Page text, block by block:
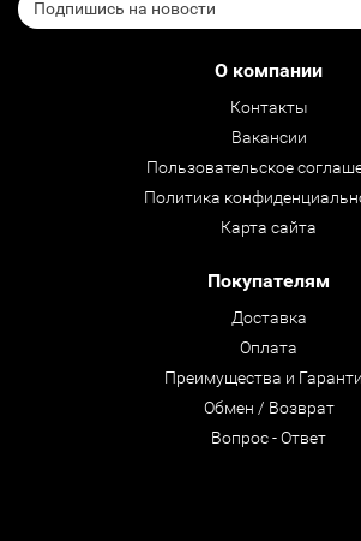
О компании
Контакты
Вакансии
Пользовательское
Политика
Карта сайта
Покупателям
Доставка
Оплата
Преимущества и
Обмен / Возврат
Вопрос - Ответ